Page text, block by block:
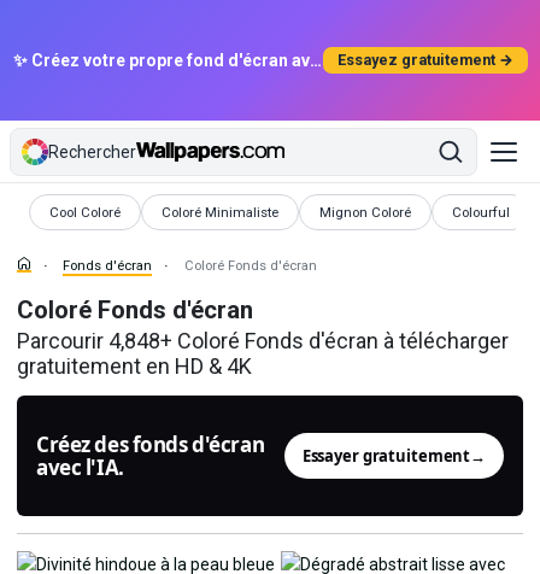
✨ Créez votre propre fond d'écran avec l'IA Essayez gratuitement →
Rechercher
Cool Coloré
Fonds d'écran Coloré Minimaliste
Fonds d'écran Mignon Coloré
Fonds d'écran Colourful
Fonds d'écran
Fonds d'écran Coloré Fonds d'écran
Coloré Fonds d'écran
Parcourir 4,848+ Coloré Fonds d'écran à télécharger
gratuitement en HD & 4K
Créez des fonds d'écran
avec l'IA.
Essayer gratuitement→